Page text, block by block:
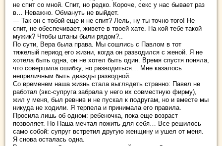
не спит со мной. Спит, но редко. Короче, секс у нас бывает раз
в… Неважно. Обмануть не выйдет.
— Так он с тобой еще и не спит? Лель, ну ты точно того! Не
спит, не обеспечивает, живете в твоей хате. На кой тебе такой
мужик? Чтобы штаны были рядом?..
По сути, Вера была права. Мы сошлись с Павлом в тот
тяжелый период его жизни, когда он разводился с женой. Я не
хотела быть одна, он не хотел быть один. Время спустя поняла,
что совершила ошибку, но разводиться… Мне казалось
неприличным быть дважды разводной.
Со временем наша жизнь стала выглядеть странно: Павел не
работал (экс-супруга забрала у него их совместную фирму),
жил у меня, был ревнив и не пускал к подругам, но и вместе мы
никуда не ходили. Я терпела и принимала его правила.
Просила лишь об одном: ребеночка, пока еще возраст
позволяет. Но Паша мечтал пожить для себя… Все решилось
само собой: супруг встретил другую женщину и ушел от меня.
Я снова осталась одна.